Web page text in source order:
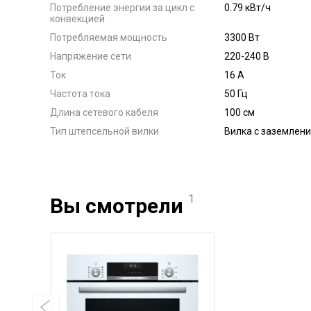
Потребление энергии за цикл с
конвекцией
0.79 кВт/ч
Потребляемая мощность
3300 Вт
Напряжение сети
220-240 В
Ток
16 А
Частота тока
50 Гц
Длина сетевого кабеля
100 см
Тип штепсельной вилки
Вилка с
Вы смотрели 1